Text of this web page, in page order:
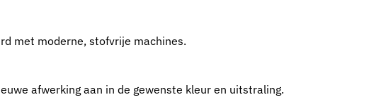
met moderne, stofvrije machines.
afwerking aan in de gewenste kleur en uitstraling.